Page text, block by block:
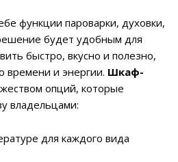
функции пароварки, духовки,
будет удобным для
быстро, вкусно и полезно,
времени и энергии. Шкаф-
опций, которые
владельцами:
для каждого вида